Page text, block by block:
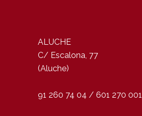
ALUCHE
C/ Escalona, 77
(Aluche)
91 260 74 04 / 601 270 001